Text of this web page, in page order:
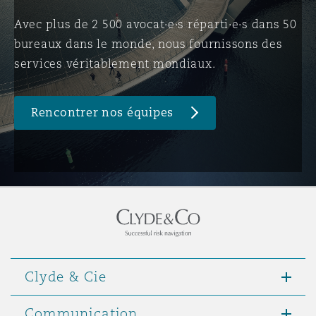
Avec plus de 2 500 avocat·e·s réparti·e·s dans 50
bureaux dans le monde, nous fournissons des
services véritablement mondiaux.
Rencontrer nos équipes
Clyde & Cie